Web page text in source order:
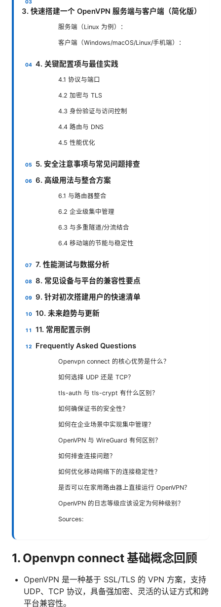
3. 快速搭建一个 OpenVPN 服务端与客户端（简化版）
服务端（Linux 为例）：
客户端（Windows/macOS/Linux/手机端）：
4. 关键配置项与最佳实践
4.1 协议与端口
4.2 加密与 TLS
4.3 身份验证与访问控制
4.4 路由与 DNS
4.5 性能优化
5. 安全注意事项与常见问题排查
6. 高级用法与整合方案
6.1 与路由器整合
6.2 企业级集中管理
6.3 与多重隧道/分流结合
6.4 移动端的节能与稳定性
7. 性能测试与数据分析
8. 常见设备与平台的兼容性要点
9. 针对初次搭建用户的快速清单
10. 未来趋势与更新
11. 常用配置示例
Frequently Asked Questions
Openvpn connect 的核心优势是什么？
如何选择 UDP 还是 TCP？
tls-auth 与 tls-crypt 有什么区别？
如何确保证书的安全性？
如何在企业场景中实现集中管理？
OpenVPN 与 WireGuard 有何区别？
如何排查连接问题？
如何优化移动网络下的连接稳定性？
是否可以在家用路由器上直接运行 OpenVPN？
OpenVPN 的日志等级应该设定为何种级别？
Sources:
1. Openvpn connect 基础概念回顾
OpenVPN 是一种基于 SSL/TLS 的 VPN 方案，支持
UDP、TCP 协议，具备强加密、灵活的认证方式和跨
平台兼容性。